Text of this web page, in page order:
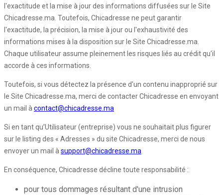
l'exactitude et la mise à jour des informations diffusées sur le Site
Chicadresse.ma. Toutefois, Chicadresse ne peut garantir
l'exactitude, la précision, la mise à jour ou l'exhaustivité des
informations mises à la disposition sur le Site Chicadresse.ma.
Chaque utilisateur assume pleinement les risques liés au crédit qu'il
accorde à ces informations.
Toutefois, si vous détectez la présence d'un contenu inapproprié sur
le Site Chicadresse.ma, merci de contacter Chicadresse en envoyant
un mail àcontact@chicadresse.ma
Si en tant qu’Utilisateur (entreprise) vous ne souhaitait plus figurer
sur le listing des « Adresses » du site Chicadresse, merci de nous
envoyer un mail àsupport@chicadresse.ma
En conséquence, Chicadresse décline toute responsabilité :
pour tous dommages résultant d'une intrusion